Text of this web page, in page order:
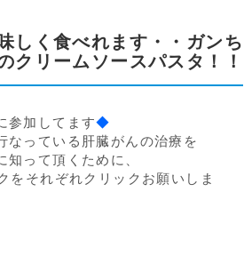
しく食べれます・・ガンち
クリームソースパスタ！！
参加してます◆
っている肝臓がんの治療を
って頂くために、
それぞれクリックお願いしま